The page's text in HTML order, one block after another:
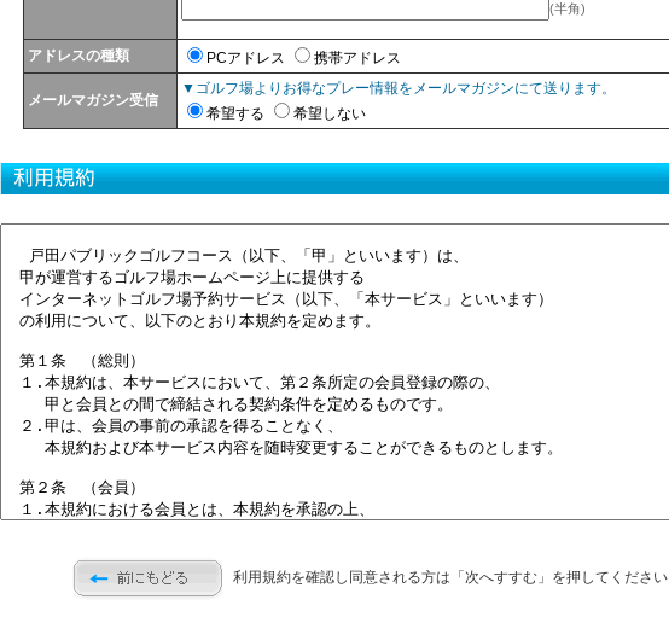
(半角)
アドレスの種類 PCアドレス 携帯アドレス
メールマガジン受信
▼ゴルフ場よりお得なプレー情報をメールマガジンにて送ります。
希望する
希望しない
利用規約を確認し同意される方は「次へすすむ」を押してください